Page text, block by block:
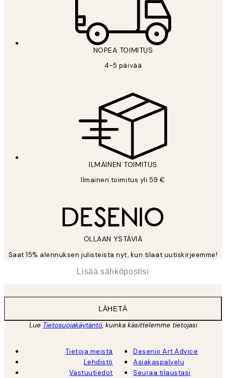
NOPEA TOIMITUS
4-5 päivää
ILMAINEN TOIMITUS
Ilmainen toimitus yli 59 €
OLLAAN YSTÄVIÄ
Saat 15% alennuksen julisteista nyt, kun tilaat uutiskirjeemme!
LÄHETÄ
Lue Tietosuojakäytäntö, kuinka käsittelemme tietojasi
Tietoja meistä
Lehdistö
Vastuutiedot
Desenio Art Advice
Asiakaspalvelu
Seuraa tilaustasi